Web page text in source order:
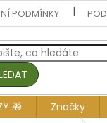
PODMÍNKY
🎁 Značky